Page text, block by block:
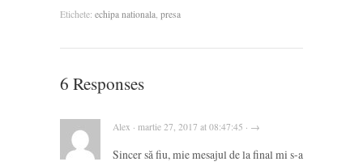
Etichete: echipa nationala, presa
6 Responses
Alex · martie 27, 2017 at 08:47:45 · →
Sincer să fiu, mie mesajul de la final mi s-a